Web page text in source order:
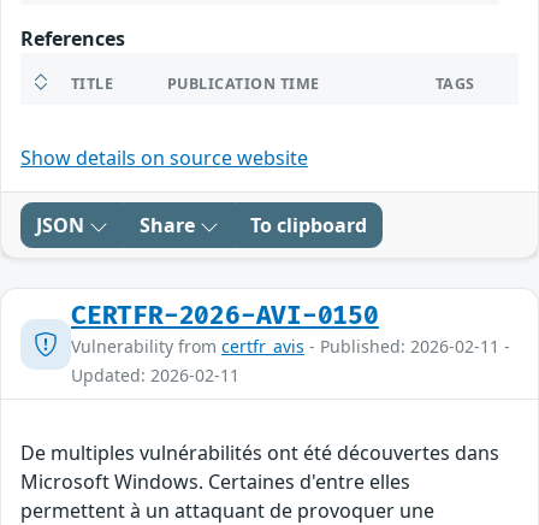
References
TITLE PUBLICATION TIME TAGS
Show details on source website
JSON Share To clipboard
CERTFR-2026-AVI-0150
Vulnerability from certfr_avis - Published: 2026-02-11 -
Updated: 2026-02-11
De multiples vulnérabilités ont été découvertes dans
Microsoft Windows. Certaines d'entre elles
permettent à un attaquant de provoquer une